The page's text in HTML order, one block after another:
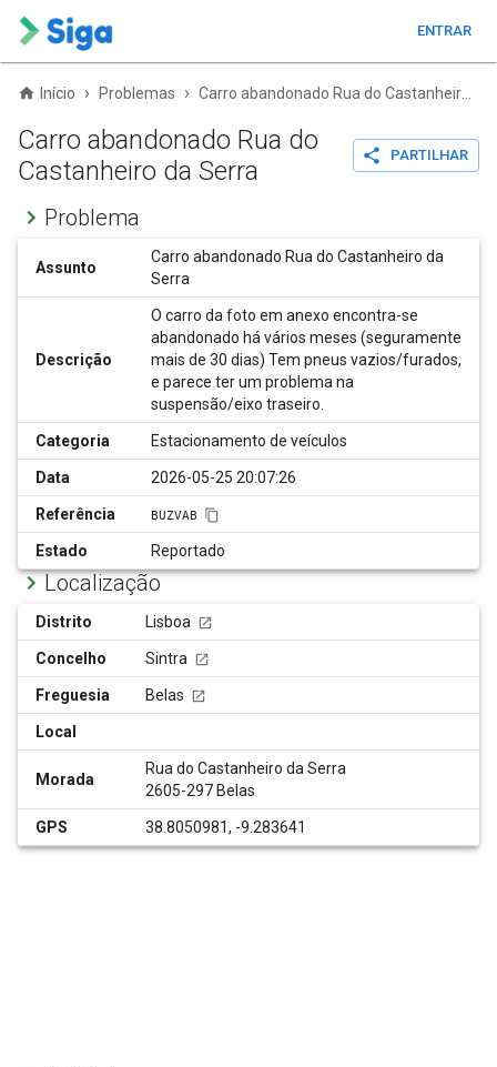
ENTRAR
Início › Problemas ›
Carro abandonado Rua do
Castanheiro da Serra
PARTILHAR
Problema
Assunto
Carro abandonado Rua do Castanheiro da
Serra
Descrição
O carro da foto em anexo encontra-se
abandonado há vários meses (seguramente
mais de 30 dias) Tem pneus vazios/furados,
e parece ter um problema na
suspensão/eixo traseiro.
Categoria Estacionamento de veículos
Data 2026-05-25 20:07:26
Referência BUZVAB
Estado Reportado
Localização
Distrito Lisboa
Concelho Sintra
Freguesia Belas
Local
Morada
Rua do Castanheiro da Serra
2605-297 Belas
GPS 38.8050981, -9.283641